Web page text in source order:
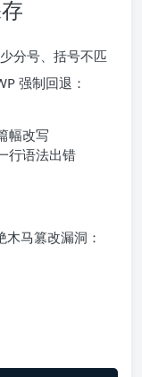
分号、括号不匹
强制回退：
幅改写
行语法出错
木马篡改漏洞：